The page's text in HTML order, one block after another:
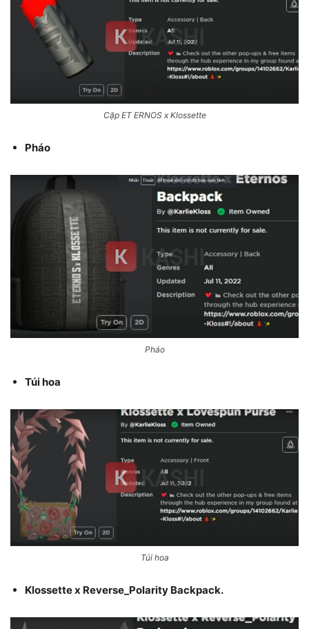
Cặp ET ERNOS x Klossette
Pháo
Pháo
Túi hoa
Túi hoa
Klossette x Reverse_Polarity Backpack.